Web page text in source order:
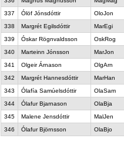
337
Ólöf Jónsdóttir OloJon
338
Margrét Egilsdóttir MarEgi
339
Óskar Rögnvaldsson OskRog
340
Marteinn Jónsson MarJon
341
Olgeir Árnason OlgArn
342
Margrét Hannesdóttir MarHan
343
Ólafía Samúelsdóttir OlaSam
344
Ólafur Bjarnason OlaBja
345
Malene Jensdóttir MalJen
346
Ólafur Björnsson OlaBjo